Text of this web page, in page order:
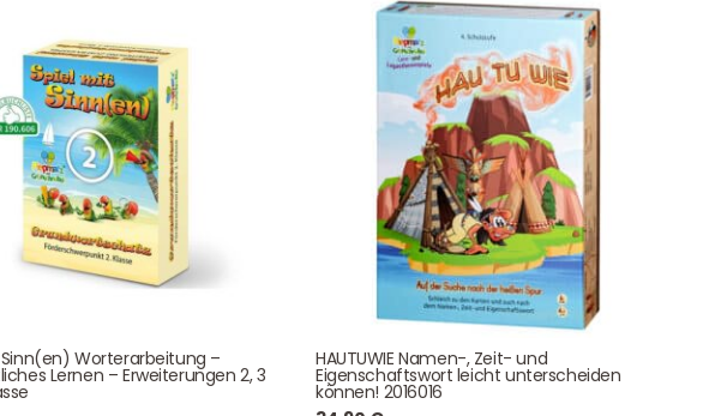
Worterarbeitung –
Lernen – Erweiterungen 2, 3
HAUTUWIE Namen-, Zeit- und
Eigenschaftswort leicht unterscheiden
können! 2016016
abholen.
Wünsche per Facebook, Instagram, Twitter oder
WhatsApp mitzuteilen.
News & Infos
Newsletter
Info Gutscheincode!
Newsletter Anmelden
NEWSLETTER